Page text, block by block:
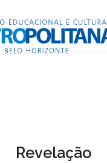
Revelação